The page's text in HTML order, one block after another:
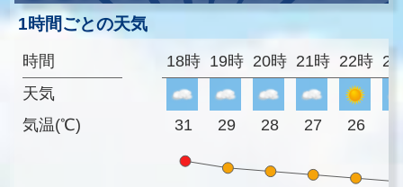
1時間ごとの天気
時間
天気
気温(℃)
18時 19時 20時 21時 22時
31 29 28 27 26